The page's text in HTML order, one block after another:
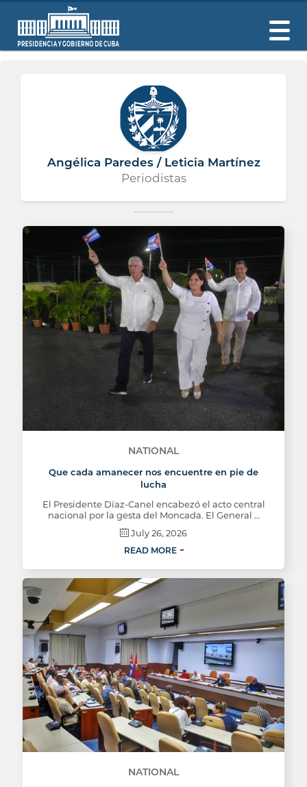
Angélica Paredes / Leticia Martínez
Periodistas
NATIONAL
Que cada amanecer nos encuentre en pie de
lucha
El Presidente Díaz-Canel encabezó el acto central
nacional por la gesta del Moncada. El General …
July 26, 2026
READ MORE
NATIONAL